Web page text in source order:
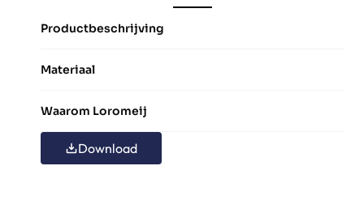
Productbeschrijving
Materiaal
Waarom Loromeij
Download